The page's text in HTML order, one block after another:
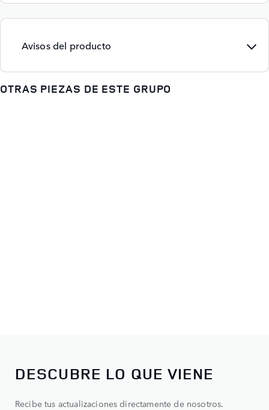
Avisos del producto
OTRAS PIEZAS DE ESTE GRUPO
DESCUBRE LO QUE VIENE
Recibe tus actualizaciones directamente de nosotros.